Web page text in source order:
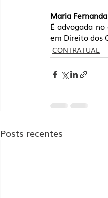
Maria
É advogada
em Direito dos
CONTRATUAL
Posts recentes